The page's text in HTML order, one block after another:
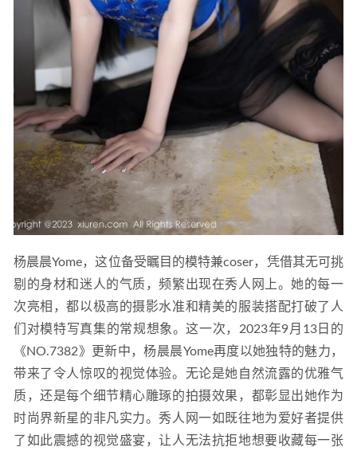
杨晨晨Yome，这位备受瞩目的模特兼coser，凭借其无可挑
剔的身材和迷人的气质，频繁出现在秀人网上。她的每一
次亮相，都以极高的摄影水准和精美的服装搭配打破了人
们对模特写真集的常规想象。这一次，2023年9月13日的
《NO.7382》更新中，杨晨晨Yome再度以她独特的魅力，
带来了令人惊叹的视觉体验。无论是她自然流露的优雅气
质，还是每个细节精心雕琢的拍摄效果，都彰显出她作为
时尚界新星的非凡实力。秀人网一如既往地为爱好者提供
了如此震撼的视觉盛宴，让人无法抗拒地想要收藏每一张